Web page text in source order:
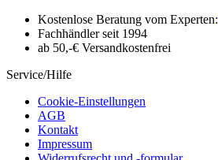
Kostenlose Beratung vom Experten:
Fachhändler seit 1994
ab 50,-€ Versandkostenfrei
Service/Hilfe
Cookie-Einstellungen
AGB
Kontakt
Impressum